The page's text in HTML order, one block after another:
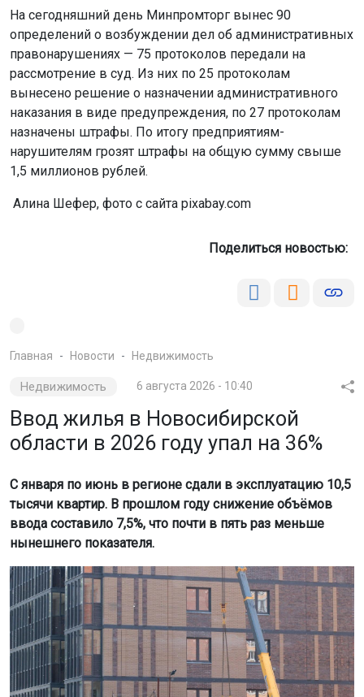
На сегодняшний день Минпромторг вынес 90
определений о возбуждении дел об административных
правонарушениях — 75 протоколов передали на
рассмотрение в суд. Из них по 25 протоколам
вынесено решение о назначении административного
наказания в виде предупреждения, по 27 протоколам
назначены штрафы. По итогу предприятиям-
нарушителям грозят штрафы на общую сумму свыше
1,5 миллионов рублей.
Алина Шефер, фото с сайта pixabay.com
Поделиться новостью:
Главная Новости Недвижимость
Недвижимость 6 августа 2026 - 10:40
Ввод жилья в Новосибирской
области в 2026 году упал на 36%
С января по июнь в регионе сдали в эксплуатацию 10,5
тысячи квартир. В прошлом году снижение объёмов
ввода составило 7,5%, что почти в пять раз меньше
нынешнего показателя.